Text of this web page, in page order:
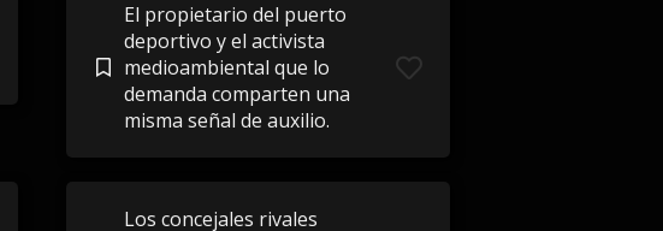
El propietario del puerto
deportivo y el activista
medioambiental que lo
demanda comparten una
misma señal de auxilio.
Los concejales rivales